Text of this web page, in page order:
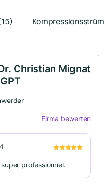
Christian Mignat
Firma bewerten
professionnel.